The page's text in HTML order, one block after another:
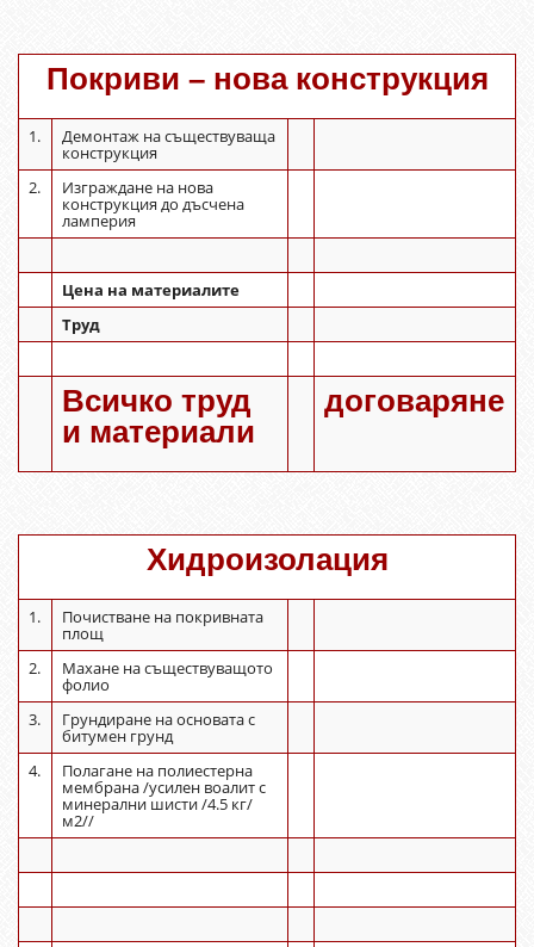
Покриви – нова конструкция
1. Демонтаж на съществуваща
конструкция
2.
Изграждане на нова
конструкция до дъсчена
ламперия
Цена на материалите
Труд
Всичко труд
и материали
договаряне
Хидроизолация
1. Почистване на покривната
площ
2.
Махане на съществуващото
фолио
3.
Грундиране на основата с
битумен грунд
4.
Полагане на полиестерна
мембрана /усилен воалит с
минерални шисти /4.5 кг/
м2//